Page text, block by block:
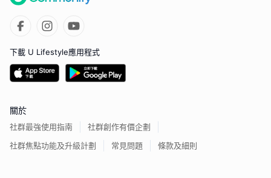
下載 U Lifestyle應用程式
關於
社群最強使用指南
社群創作有價企劃
社群焦點功能及升級計劃
常見問題 條款及細則